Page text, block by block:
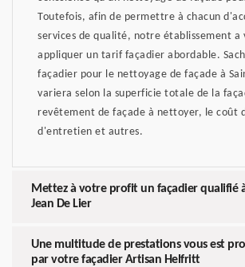
Toutefois, afin de permettre à chacun
services de qualité, notre établissement a
appliquer un tarif façadier abordable.
façadier pour le nettoyage de façade à
variera selon la superficie totale de la
revêtement de façade à nettoyer, le coût
d'entretien et autres.
Mettez à votre profit un façadier qualifié
Jean De Lier
Une multitude de prestations vous est
par votre façadier Artisan Helfritt